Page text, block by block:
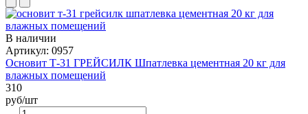
В наличии
Артикул: 0957
Основит Т-31 ГРЕЙСИЛК Шпатлевка цементная 20 кг для
влажных помещений
310
руб/шт